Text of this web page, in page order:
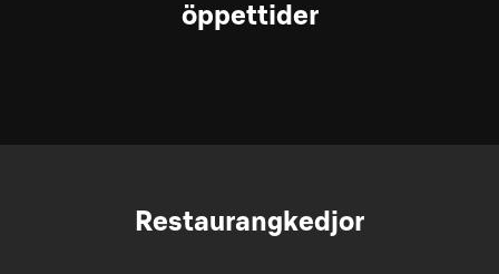
öppettider
Restaurangkedjor